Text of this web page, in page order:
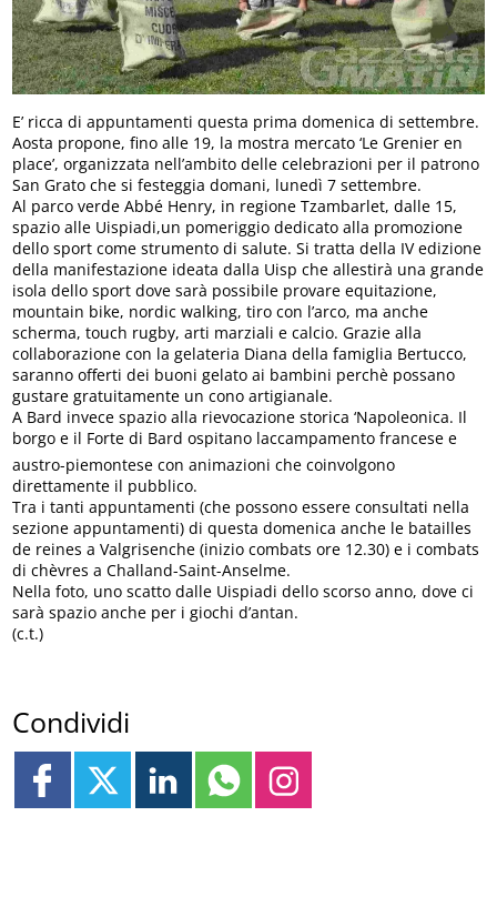
E’ ricca di appuntamenti questa prima domenica di settembre.
Aosta propone, fino alle 19, la mostra mercato ‘Le Grenier en
place’, organizzata nell’ambito delle celebrazioni per il patrono
San Grato che si festeggia domani, lunedì 7 settembre.
Al parco verde Abbé Henry, in regione Tzambarlet, dalle 15,
spazio alle Uispiadi,un pomeriggio dedicato alla promozione
dello sport come strumento di salute. Si tratta della IV edizione
della manifestazione ideata dalla Uisp che allestirà una grande
isola dello sport dove sarà possibile provare equitazione,
mountain bike, nordic walking, tiro con l’arco, ma anche
scherma, touch rugby, arti marziali e calcio. Grazie alla
collaborazione con la gelateria Diana della famiglia Bertucco,
saranno offerti dei buoni gelato ai bambini perchè possano
gustare gratuitamente un cono artigianale.
A Bard invece spazio alla rievocazione storica ‘Napoleonica. Il
borgo e il Forte di Bard ospitano laccampamento francese e
austro-piemontese con animazioni che coinvolgono
direttamente il pubblico.
Tra i tanti appuntamenti (che possono essere consultati nella
sezione appuntamenti) di questa domenica anche le batailles
de reines a Valgrisenche (inizio combats ore 12.30) e i combats
di chèvres a Challand-Saint-Anselme.
Nella foto, uno scatto dalle Uispiadi dello scorso anno, dove ci
sarà spazio anche per i giochi d’antan.
(c.t.)
Condividi